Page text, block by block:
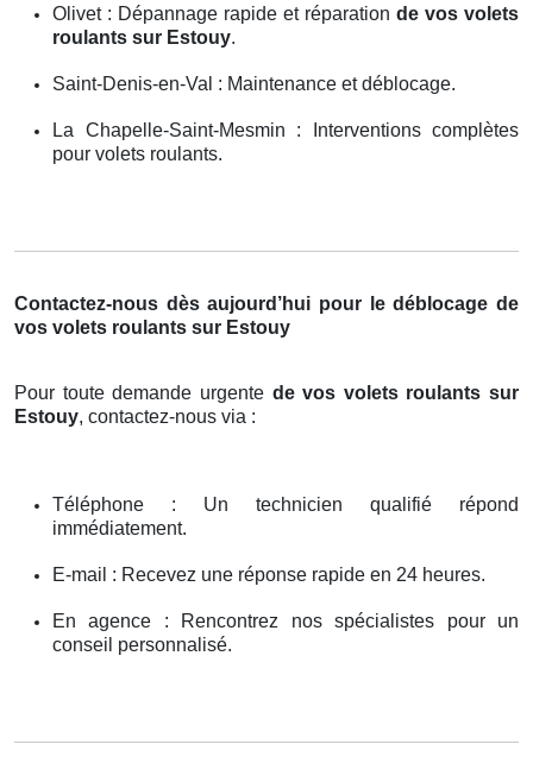
Olivet : Dépannage rapide et réparation de vos volets
roulants sur Estouy.
Saint-Denis-en-Val : Maintenance et déblocage.
La Chapelle-Saint-Mesmin : Interventions complètes
pour volets roulants.
Contactez-nous dès aujourd’hui pour le déblocage de
vos volets roulants sur Estouy
Pour toute demande urgente de vos volets roulants sur
Estouy, contactez-nous via :
Téléphone : Un technicien qualifié répond
immédiatement.
E-mail : Recevez une réponse rapide en 24 heures.
En agence : Rencontrez nos spécialistes pour un
conseil personnalisé.